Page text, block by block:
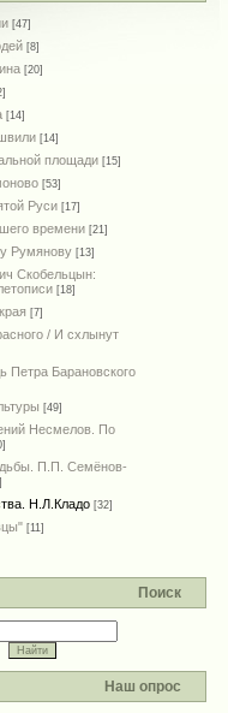
[47]
[8]
[20]
[14]
[14]
площади [15]
[53]
Руси [17]
времени [21]
Румянову [13]
Скобельцын:
[18]
[7]
/ И схлынут
Петра Барановского
[49]
Несмелов. По
П.П. Семёнов-
Н.Л.Кладо [32]
[11]
Поиск
Наш опрос